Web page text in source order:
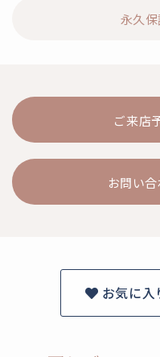
永久
ご来店
お問い
お気に入